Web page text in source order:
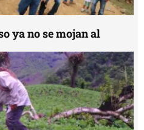
ya no se mojan al